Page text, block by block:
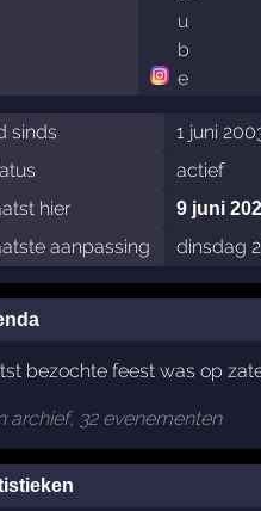
sinds
1 juni
actief
hier
9 juni
aanpassing dinsdag
bezochte feest was op
archief, 32 evenementen